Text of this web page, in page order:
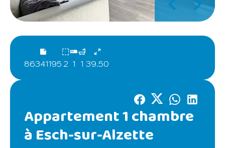
86341195 2 1 1 39.50
Appartement 1 chambre
à Esch-sur-Alzette